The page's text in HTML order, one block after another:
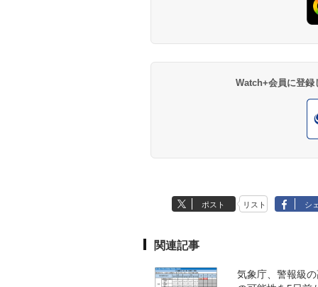
Watch+会員に登録
ポスト リスト シ
関連記事
気象庁、警報級